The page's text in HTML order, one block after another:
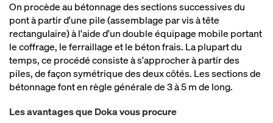
On procède au bétonnage des sections successives du
pont à partir d'une pile (assemblage par vis à tête
rectangulaire) à l'aide d'un double équipage mobile portant
le coffrage, le ferraillage et le béton frais. La plupart du
temps, ce procédé consiste à s'approcher à partir des
piles, de façon symétrique des deux côtés. Les sections de
bétonnage font en règle générale de 3 à 5 m de long.
Les avantages que Doka vous procure